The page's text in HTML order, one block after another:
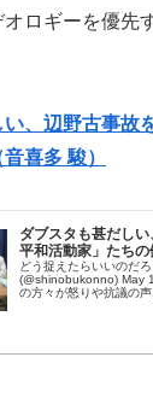
ロギーを優先
、辺野古事故
喜多 駿）
ダブスタも甚だし
平和活動家」たちの
どう捉えたらいいのだ
(@shinobukonno) May
の方々が怒りや抗議の